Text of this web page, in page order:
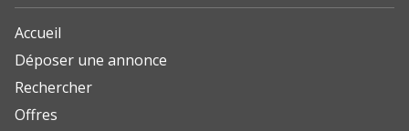
Accueil
Déposer une annonce
Rechercher
Offres